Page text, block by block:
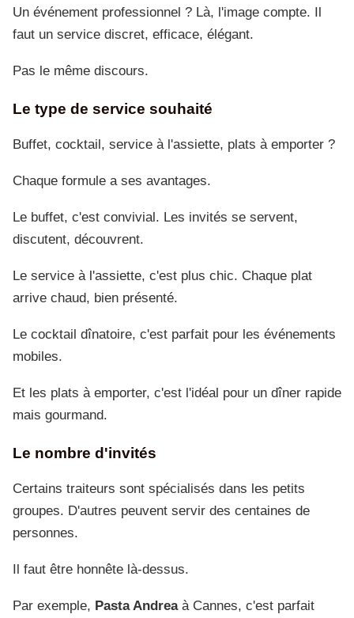
Un événement professionnel ? Là, l'image compte. Il
faut un service discret, efficace, élégant.
Pas le même discours.
Le type de service souhaité
Buffet, cocktail, service à l'assiette, plats à emporter ?
Chaque formule a ses avantages.
Le buffet, c'est convivial. Les invités se servent,
discutent, découvrent.
Le service à l'assiette, c'est plus chic. Chaque plat
arrive chaud, bien présenté.
Le cocktail dînatoire, c'est parfait pour les événements
mobiles.
Et les plats à emporter, c'est l'idéal pour un dîner rapide
mais gourmand.
Le nombre d'invités
Certains traiteurs sont spécialisés dans les petits
groupes. D'autres peuvent servir des centaines de
personnes.
Il faut être honnête là-dessus.
Par exemple, Pasta Andreaà Cannes, c'est parfait